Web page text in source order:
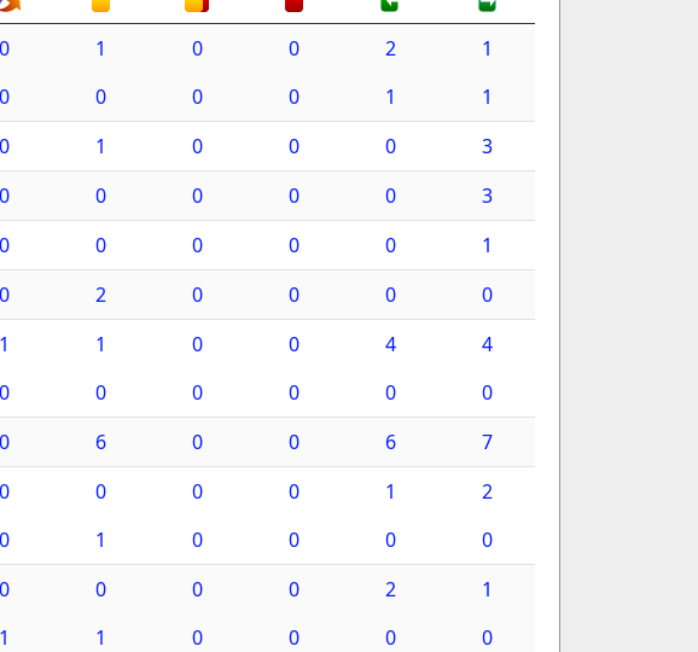
0 1 0 0 2
1
0 0 0 0 1
1
0 1 0 0 0
3
0 0 0 0 0
3
0 0 0 0 0
1
0 2 0 0 0
0
1 1 0 0 4
4
0 0 0 0 0
0
0 6 0 0 6
7
0 0 0 0 1
2
0 1 0 0 0
0
0 0 0 0 2
1
1 1 0 0 0
0